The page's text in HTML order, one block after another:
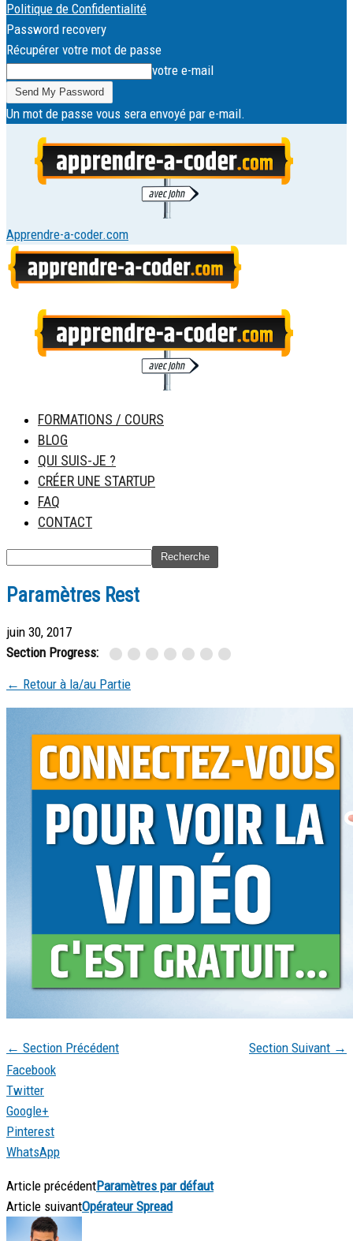
Politique de Confidentialité
Password recovery
Récupérer votre mot de passe
votre e-mail
Un mot de passe vous sera envoyé par e-mail.
Apprendre-a-coder.com
FORMATIONS / COURS
BLOG
QUI SUIS-JE ?
CRÉER UNE STARTUP
FAQ
CONTACT
Paramètres Rest
juin 30, 2017
Section Progress:
← Retour à la/au Partie
← Section Précédent Section Suivant →
Facebook
Twitter
Google+
Pinterest
WhatsApp
Article précédentParamètres par défaut
Article suivantOpérateur Spread